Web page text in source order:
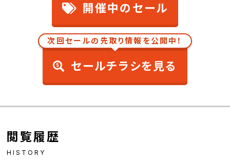
開催中のセール
次回セールの先取り情報を公開中！
セールチラシを見る
閲覧履歴
HISTORY